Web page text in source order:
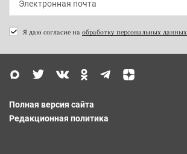
Я даю согласие на обработку персональных данных
Полная версия сайта
Редакционная политика